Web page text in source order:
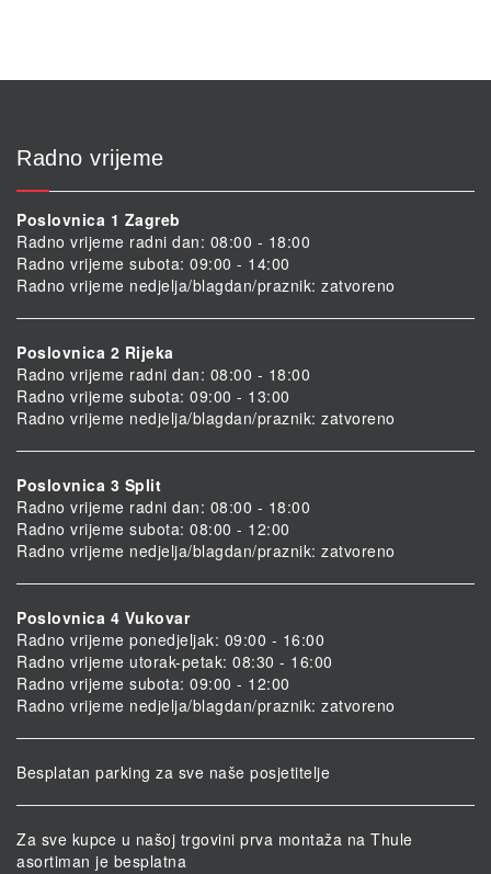
Radno vrijeme
Poslovnica 1 Zagreb
Radno vrijeme radni dan: 08:00 - 18:00
Radno vrijeme subota: 09:00 - 14:00
Radno vrijeme nedjelja/blagdan/praznik: zatvoreno
Poslovnica 2 Rijeka
Radno vrijeme radni dan: 08:00 - 18:00
Radno vrijeme subota: 09:00 - 13:00
Radno vrijeme nedjelja/blagdan/praznik: zatvoreno
Poslovnica 3 Split
Radno vrijeme radni dan: 08:00 - 18:00
Radno vrijeme subota: 08:00 - 12:00
Radno vrijeme nedjelja/blagdan/praznik: zatvoreno
Poslovnica 4 Vukovar
Radno vrijeme ponedjeljak: 09:00 - 16:00
Radno vrijeme utorak-petak: 08:30 - 16:00
Radno vrijeme subota: 09:00 - 12:00
Radno vrijeme nedjelja/blagdan/praznik: zatvoreno
Besplatan parking za sve naše posjetitelje
Za sve kupce u našoj trgovini prva montaža na Thule
asortiman je besplatna